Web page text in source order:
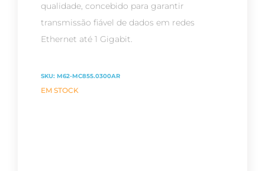
qualidade, concebido para garantir
transmissão fiável de dados em redes
Ethernet até 1 Gigabit.
SKU: M62-MC855.0300AR
EM STOCK